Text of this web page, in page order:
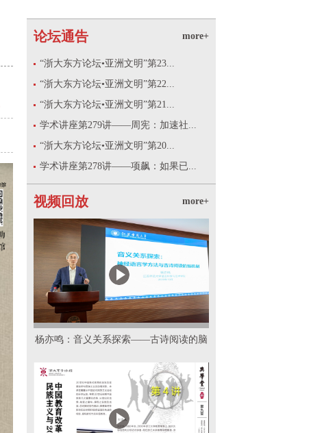
论坛通告 more+
“浙大东方论坛•亚洲文明”第23...
“浙大东方论坛•亚洲文明”第22...
“浙大东方论坛•亚洲文明”第21...
学术讲座第279讲——周宪：加速社...
“浙大东方论坛•亚洲文明”第20...
学术讲座第278讲——项飙：如果已...
视频回放 more+
杨亦鸣：音义关系探索——古诗阅读的脑
机制